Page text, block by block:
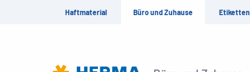
Haftmaterial Büro und Zuhause Etiketten